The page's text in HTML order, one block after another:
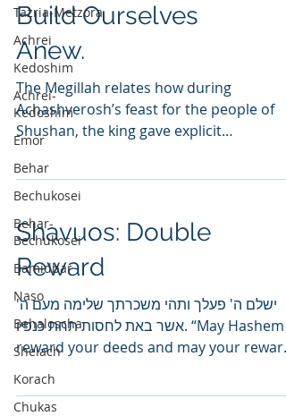
Tazria-Metzora
Achrei
Kedoshim
Achrei-
Kedoshim
Emor
Behar
Bechukosei
Behar-
Bechukosei
Bamidbar
Naso
Behaloscha
Shelach
Korach
Chukas
Build Ourselves
Anew.
The Megillah relates how during
Achashverosh’s feast for the people of
Shushan, the king gave explicit
Shavuos: Double
Reward
ישלם ה' פעלך ותהי משכרתך שלימה מעם ה'
אשר באת לחסות תחת כנפיו. “May Hashem
reward your deeds and may your reward